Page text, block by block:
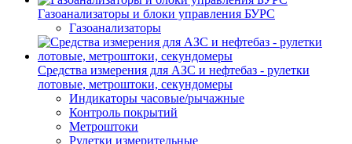
Газоанализаторы и блоки управления БУРС
Газоанализаторы
Средства измерения для АЗС и нефтебаз - рулетки
лотовые, метроштоки, секундомеры
Индикаторы часовые/рычажные
Контроль покрытий
Метроштоки
Рулетки измерительные